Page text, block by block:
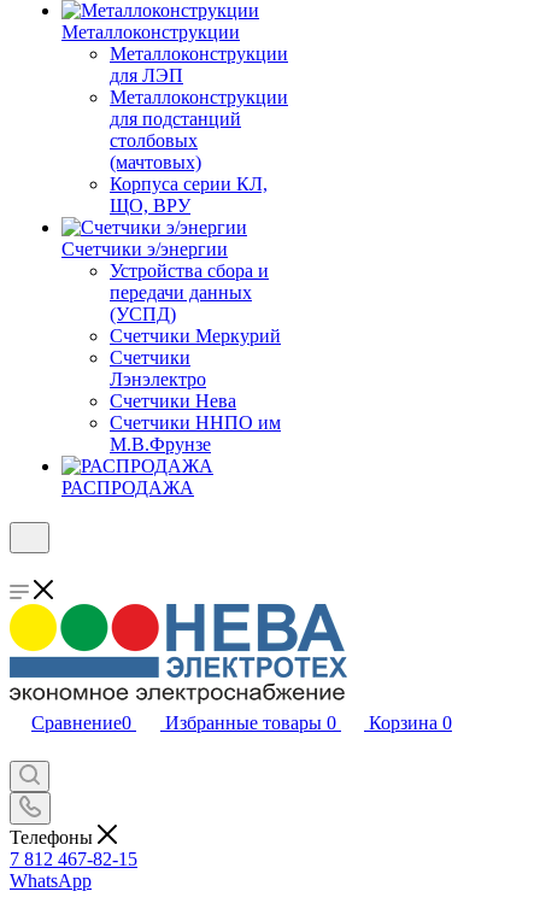
Металлоконструкции
Металлоконструкции
для ЛЭП
Металлоконструкции
для подстанций
столбовых
(мачтовых)
Корпуса серии КЛ,
ЩО, ВРУ
Счетчики э/энергии
Устройства сбора и
передачи данных
(УСПД)
Счетчики Меркурий
Счетчики
Лэнэлектро
Счетчики Нева
Счетчики ННПО им
М.В.Фрунзе
РАСПРОДАЖА
Сравнение0 Избранные товары 0 Корзина 0
Телефоны
7 812 467-82-15
WhatsApp